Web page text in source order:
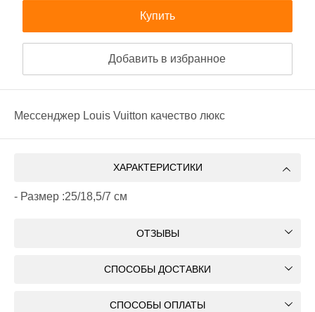
Купить
Добавить в избранное
Мессенджер Louis Vuitton качество люкс
ХАРАКТЕРИСТИКИ
- Размер :25/18,5/7 см
ОТЗЫВЫ
СПОСОБЫ ДОСТАВКИ
СПОСОБЫ ОПЛАТЫ